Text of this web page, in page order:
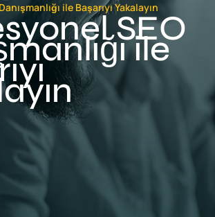
ile Başarıyı Yakalayın
SEO
ile